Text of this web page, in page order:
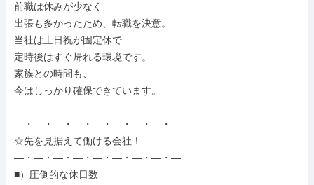
前職は休みが少なく
出張も多かったため、転職を決意。
当社は土日祝が固定休で
定時後はすぐ帰れる環境です。
家族との時間も、
今はしっかり確保できています。
―・―・―・―・―・―・―・―・―
☆先を見据えて働ける会社！
―・―・―・―・―・―・―・―・―
■）圧倒的な休日数